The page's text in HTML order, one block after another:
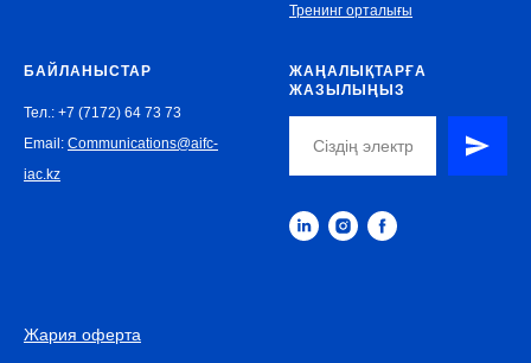
Тренинг орталығы
БАЙЛАНЫСТАР
Тел.: +7 (7172) 64 73 73
Email: Communications@aifc-
iac.kz
ЖАҢАЛЫҚТАРҒА
ЖАЗЫЛЫҢЫЗ
Жария оферта